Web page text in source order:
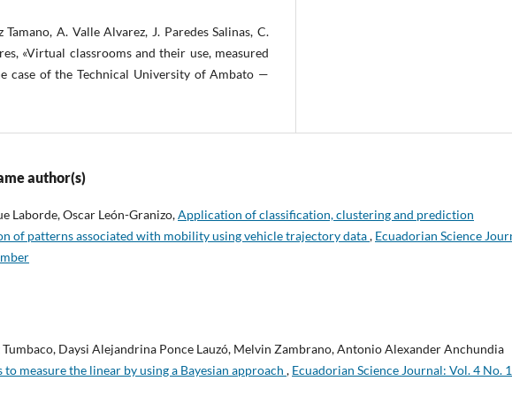
A. Valle Alvarez, J. Paredes Salinas, C.
«Virtual classrooms and their use, measured
case of the Technical University of Ambato —
author(s)
Laborde, Oscar León-Granizo,Application of classification, clustering and prediction
of patterns associated with mobility using vehicle trajectory data, Ecuadorian Science
Daysi Alejandrina Ponce Lauzó, Melvin Zambrano, Antonio Alexander Anchundia
measure the linear by using a Bayesian approach , Ecuadorian Science Journal: Vol. 4 No. 1